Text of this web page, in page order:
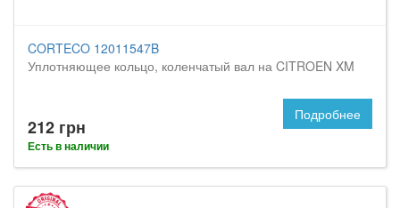
CORTECO 12011547B
Уплотняющее кольцо, коленчатый вал на CITROEN XM
212 грн
Есть в наличии
Подробнее